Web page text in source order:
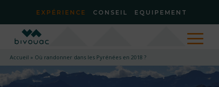
EXPÉRIENCE CONSEIL EQUIPEMENT
Accueil » Où randonner dans les Pyrénées en 2018 ?